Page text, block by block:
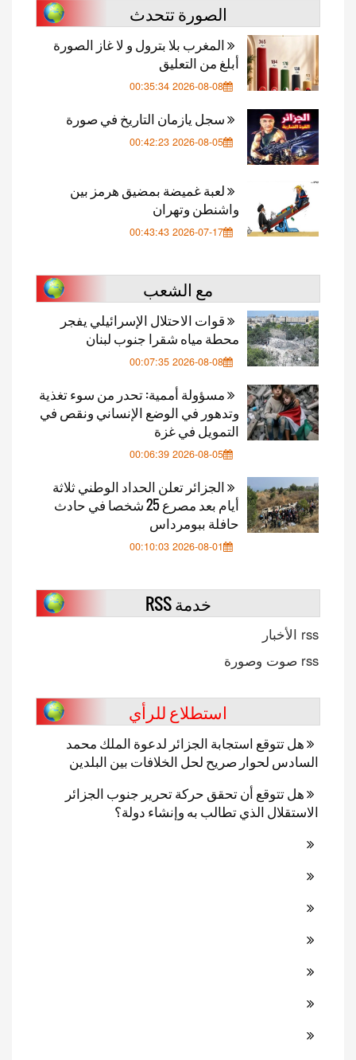
الصورة تتحدث
المغرب بلا بترول و لا غاز الصورة
أبلغ من التعليق
2026-08-08 00:35:34
سجل يازمان التاريخ في صورة
2026-08-05 00:42:23
لعبة غميضة بمضيق هرمز بين
واشنطن وتهران
2026-07-17 00:43:43
مع الشعب
قوات الاحتلال الإسرائيلي يفجر
محطة مياه شقرا جنوب لبنان
2026-08-08 00:07:35
مسؤولة أممية: تحدر من سوء تغذية
وتدهور في الوضع الإنساني ونقص في
التمويل في غزة
2026-08-05 00:06:39
الجزائر تعلن الحداد الوطني ثلاثة
أيام بعد مصرع 25 شخصا في حادث
حافلة ببومرداس
2026-08-01 00:10:03
خدمة RSS
rss الأخبار
rss صوت وصورة
استطلاع للرأي
هل تتوقع استجابة الجزائر لدعوة الملك محمد
السادس لحوار صريح لحل الخلافات بين البلدين
هل تتوقع أن تحقق حركة تحرير جنوب الجزائر
الاستقلال الذي تطالب به وإنشاء دولة؟